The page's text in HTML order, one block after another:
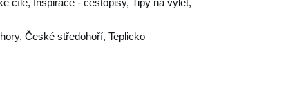
cíle, Inspirace - cestopisy, Tipy na výlet,
, České středohoří, Teplicko